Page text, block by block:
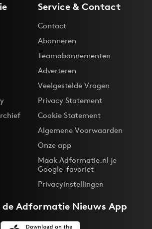
Service & Contact
Contact
Abonneren
Teamabonnementen
Adverteren
Veelgestelde Vragen
Privacy Statement
Cookie Statement
Algemene Voorwaarden
Onze app
Maak Adformatie.nl je
Google-favoriet
Privacyinstellingen
deAdformatie Nieuws App